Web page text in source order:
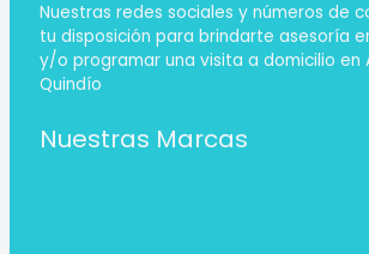
Nuestras redes sociales y números de
tu disposición para brindarte asesoría
y/o programar una visita a domicilio en
Quindío
Nuestras Marcas